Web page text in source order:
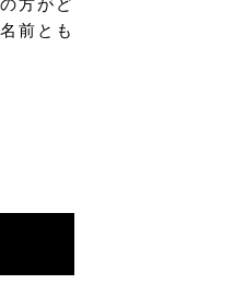
方がど
前とも